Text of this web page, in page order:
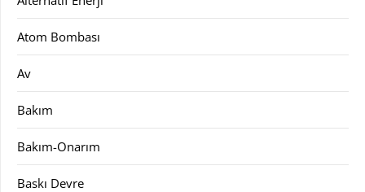
Atom Bombası
Av
Bakım
Bakım-Onarım
Baskı Devre